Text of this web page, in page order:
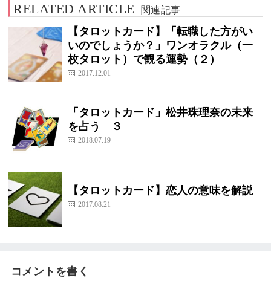
RELATED ARTICLE 関連記事
【タロットカード】「転職した方がい
いのでしょうか？」ワンオラクル（一
枚タロット）で観る運勢（２）
2017.12.01
「タロットカード」松井珠理奈の未来
を占う ３
2018.07.19
【タロットカード】恋人の意味を解説
2017.08.21
コメントを書く